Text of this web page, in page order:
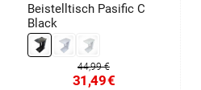
Beistelltisch Pasific C
Black
44,99 €
31,49€